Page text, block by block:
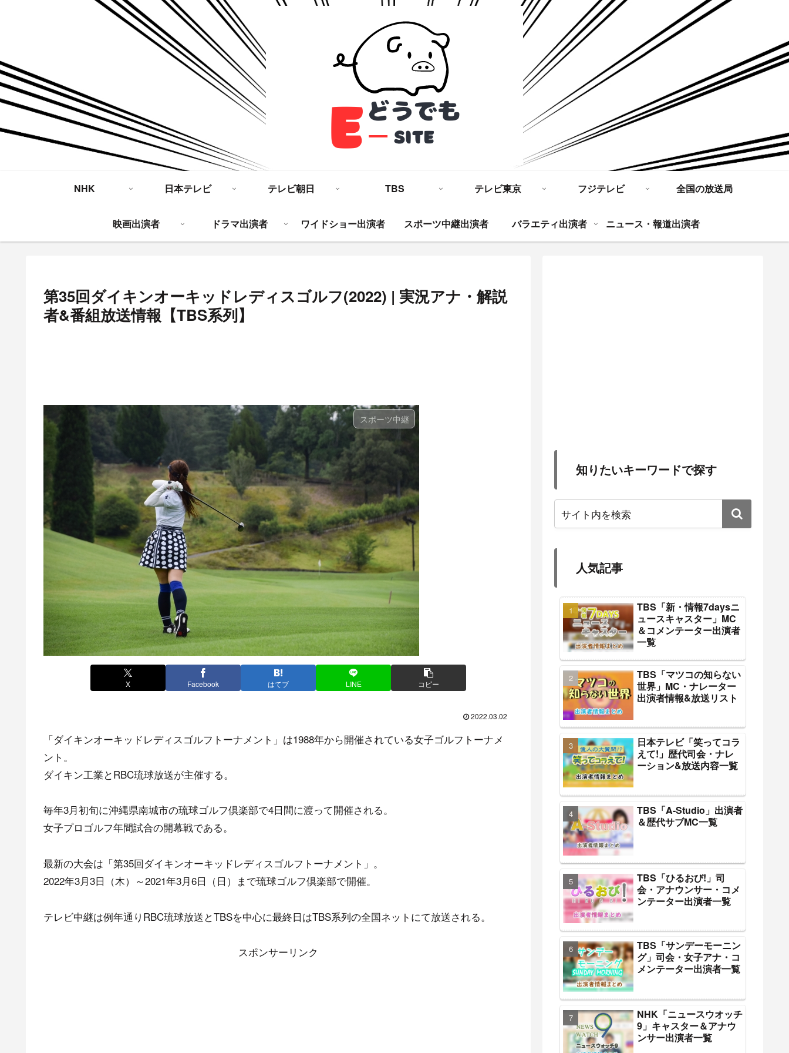
NHK 日本テレビ テレビ朝日 TBS テレビ東京 フジテレビ 全国の放送局
映画出演者 ドラマ出演者 ワイドショー出演者 スポーツ中継出演者 バラエティ出演者 ニュース・報道出演者
第35回ダイキンオーキッドレディスゴルフ(2022) | 実況アナ・解説
者&番組放送情報【TBS系列】
スポーツ中継
X Facebook はてブ LINE コピー
2022.03.02
「ダイキンオーキッドレディスゴルフトーナメント」は1988年から開催されている女子ゴルフトーナメ
ント。
ダイキン工業とRBC琉球放送が主催する。
毎年3月初旬に沖縄県南城市の琉球ゴルフ倶楽部で4日間に渡って開催される。
女子プロゴルフ年間試合の開幕戦である。
最新の大会は「第35回ダイキンオーキッドレディスゴルフトーナメント」。
2022年3月3日（木）～2021年3月6日（日）まで琉球ゴルフ倶楽部で開催。
テレビ中継は例年通りRBC琉球放送とTBSを中心に最終日はTBS系列の全国ネットにて放送される。
スポンサーリンク
知りたいキーワードで探す
人気記事
TBS「新・情報7daysニ
ュースキャスター」MC
＆コメンテーター出演者
一覧
TBS「マツコの知らない
世界」MC・ナレーター
出演者情報&放送リスト
日本テレビ「笑ってコラ
えて!」歴代司会・ナレ
ーション&放送内容一覧
TBS「A-Studio」出演者
＆歴代サブMC一覧
TBS「ひるおび!」司
会・アナウンサー・コメ
ンテーター出演者一覧
TBS「サンデーモーニン
グ」司会・女子アナ・コ
メンテーター出演者一覧
NHK「ニュースウオッチ
9」キャスター＆アナウ
ンサー出演者一覧